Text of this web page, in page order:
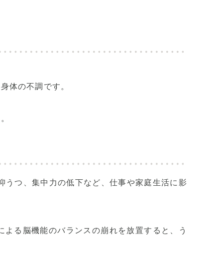
体の不調です。
つ、集中力の低下など、仕事や家庭生活に影
る脳機能のバランスの崩れを放置すると、う